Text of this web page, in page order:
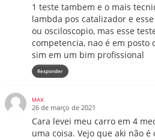
1 teste tambem e o mais
lambda pos catalizador e
ou osciloscopio, mas esse
competencia, nao é em posto
sim em um bim profissional
Responder
MAX
26 de março de 2021
Cara levei meu carro em 4
uma coisa. Vejo que aki não é